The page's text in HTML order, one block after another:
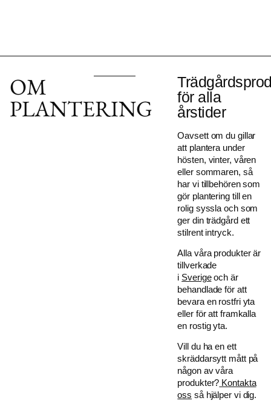
OM
PLANTERING
för alla
årstider
Oavsett om du gillar
att plantera under
hösten, vinter, våren
eller sommaren, så
har vi tillbehören som
gör plantering till en
rolig syssla och som
ger din trädgård ett
stilrent intryck.
Alla våra produkter är
tillverkade
i Sverigeoch är
behandlade för att
bevara en rostfri yta
eller för att framkalla
en rostig yta.
Vill du ha en ett
skräddarsytt mått på
någon av våra
produkter? Kontakta
oss så hjälper vi dig.